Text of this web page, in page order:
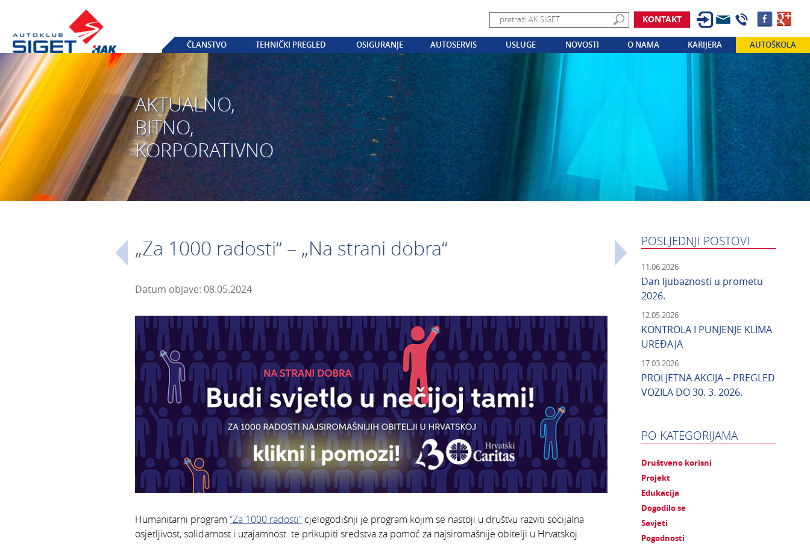
KONTAKT
ČLANSTVO TEHNIČKI PREGLED OSIGURANJE AUTOSERVIS USLUGE NOVOSTI O NAMA KARIJERA AUTOŠKOLA
AKTUALNO,
BITNO,
KORPORATIVNO
„Za 1000 radosti“ – „Na strani dobra“
Datum objave: 08.05.2024
Humanitarni program “Za 1000 radosti” cjelogodišnji je program kojim se nastoji u društvu razviti socijalna
osjetljivost, solidarnost i uzajamnost te prikupiti sredstva za pomoć za najsiromašnije obitelji u Hrvatskoj.
POSLJEDNJI POSTOVI
11.06.2026
Dan ljubaznosti u prometu
2026.
12.05.2026
KONTROLA I PUNJENJE KLIMA
UREĐAJA
17.03.2026
PROLJETNA AKCIJA – PREGLED
VOZILA DO 30. 3. 2026.
PO KATEGORIJAMA
Društveno korisni
Projekt
Edukacija
Dogodilo se
Savjeti
Pogodnosti